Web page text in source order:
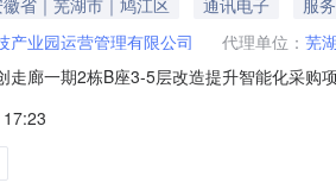
产业园运营管理有限公司 代理单位： 芜
走廊一期2栋B座3-5层改造提升智能化采购
日至2026年7月13日三、其他补充事宜投